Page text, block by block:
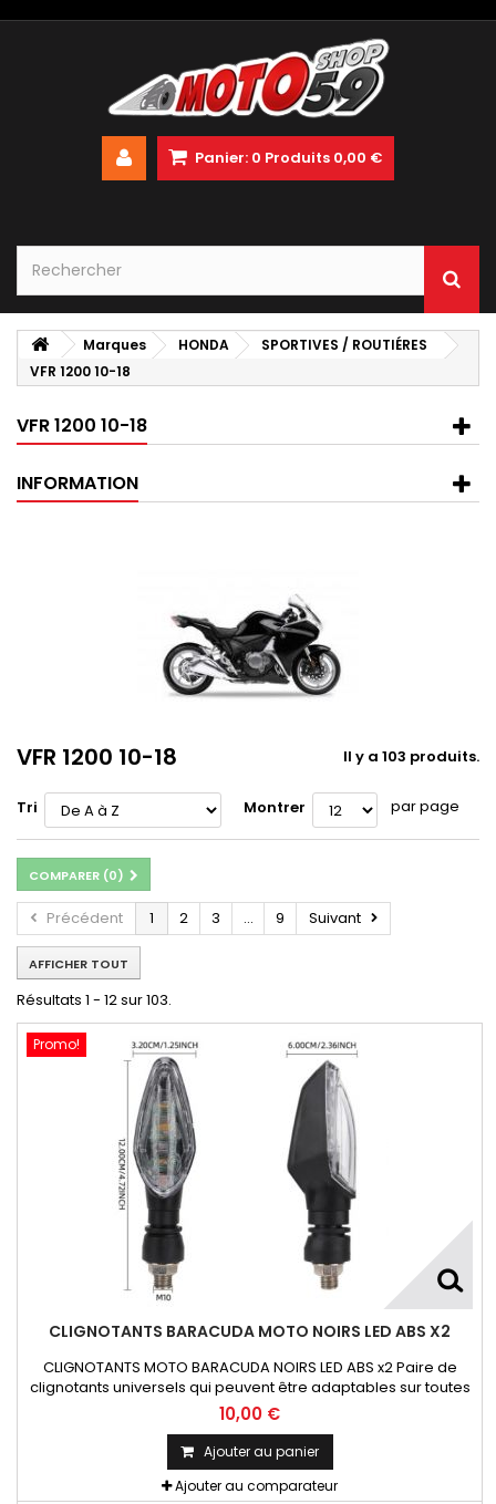
Panier: 0 Produits 0,00 €
Marques HONDA
SPORTIVES / ROUTIÉRES
VFR 1200 10-18
VFR 1200 10-18
INFORMATION
VFR 1200 10-18 Il y a 103 produits.
Tri Montrer par page
COMPARER (0)
Précédent 1 2 3 ... 9 Suivant
AFFICHER TOUT
Résultats 1 - 12 sur 103.
Promo!
CLIGNOTANTS BARACUDA MOTO NOIRS LED ABS X2
CLIGNOTANTS MOTO BARACUDA NOIRS LED ABS x2 Paire de
clignotants universels qui peuvent être adaptables sur toutes
motos ou scooters
10,00 €
Ajouter au panier
Ajouter au comparateur